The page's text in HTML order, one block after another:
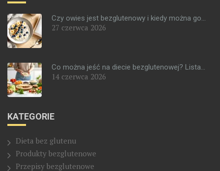
Czy owies jest bezglutenowy i kiedy można go...
27 czerwca 2026
Co można jeść na diecie bezglutenowej? Lista...
14 czerwca 2026
KATEGORIE
Dieta bez glutenu
Produkty bezglutenowe
Przepisy bezglutenowe